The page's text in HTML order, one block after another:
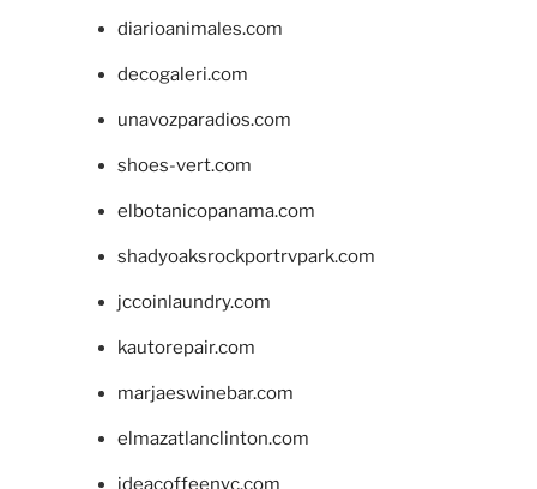
diarioanimales.com
decogaleri.com
unavozparadios.com
shoes-vert.com
elbotanicopanama.com
shadyoaksrockportrvpark.com
jccoinlaundry.com
kautorepair.com
marjaeswinebar.com
elmazatlanclinton.com
ideacoffeenyc.com